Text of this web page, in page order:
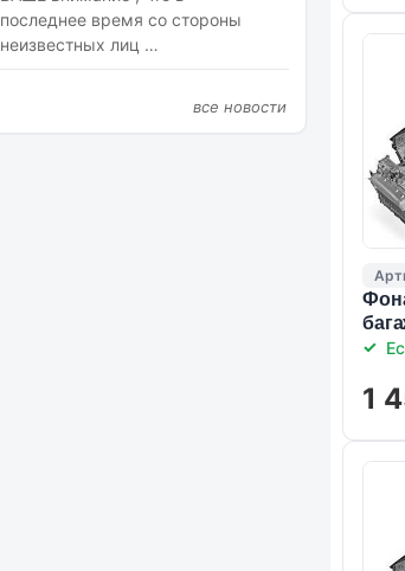
1
последнее время со стороны
неизвестных лиц …
все новости